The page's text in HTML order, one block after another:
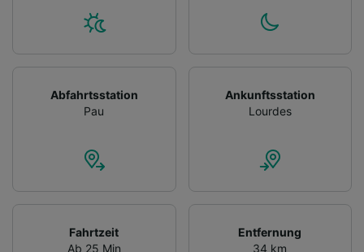
Abfahrtsstation
Pau
Ankunftsstation
Lourdes
Fahrtzeit
Ab 25 Min
Entfernung
34 km